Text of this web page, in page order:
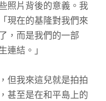
照片背後的意義。我
現在的基隆對我們來
，而是我們的一部
連結。」
但我來這兒就是拍拍
甚至是在和平島上的